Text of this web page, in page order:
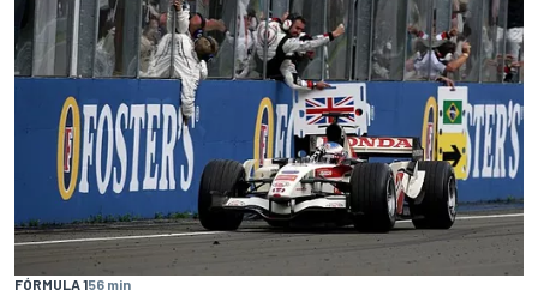
FÓRMULA 156 min